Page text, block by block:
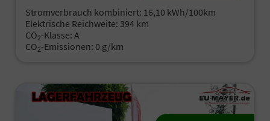
Stromverbrauch kombiniert: 16,10 kWh/100km
Elektrische Reichweite: 394 km
CO2-Klasse: A
CO2-Emissionen: 0 g/km